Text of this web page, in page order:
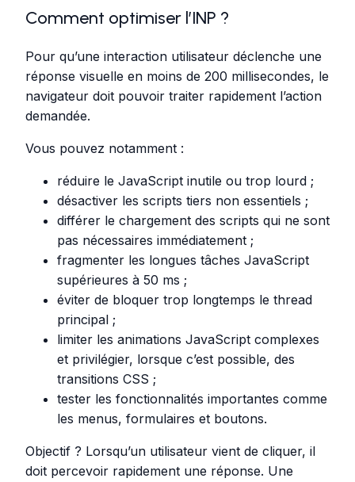
Comment optimiser l’INP ?
Pour qu’une interaction utilisateur déclenche une
réponse visuelle en moins de 200 millisecondes, le
navigateur doit pouvoir traiter rapidement l’action
demandée.
Vous pouvez notamment :
réduire le JavaScript inutile ou trop lourd ;
désactiver les scripts tiers non essentiels ;
différer le chargement des scripts qui ne sont
pas nécessaires immédiatement ;
fragmenter les longues tâches JavaScript
supérieures à 50 ms ;
éviter de bloquer trop longtemps le thread
principal ;
limiter les animations JavaScript complexes
et privilégier, lorsque c’est possible, des
transitions CSS ;
tester les fonctionnalités importantes comme
les menus, formulaires et boutons.
Objectif ? Lorsqu’un utilisateur vient de cliquer, il
doit percevoir rapidement une réponse. Une